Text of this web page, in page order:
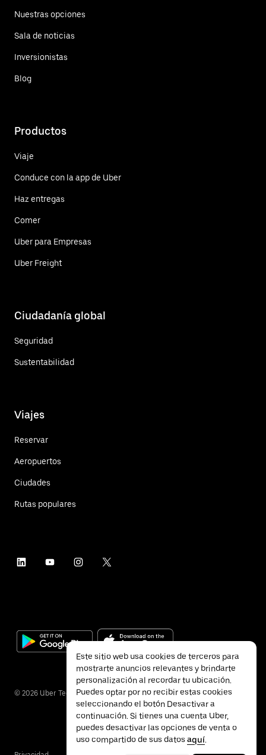
Nuestras opciones
Sala de noticias
Inversionistas
Blog
Productos
Viaje
Conduce con la app de Uber
Haz entregas
Comer
Uber para Empresas
Uber Freight
Ciudadanía global
Seguridad
Sustentabilidad
Viajes
Reservar
Aeropuertos
Ciudades
Rutas populares
© 2026 Uber Technologies Inc.
Este sitio web usa cookies de terceros para
mostrarte anuncios relevantes y brindarte
personalización al recordar tu ubicación.
Puedes optar por no recibir estas cookies
seleccionando el botón Desactivar a
continuación. Si tienes una cuenta Uber,
puedes desactivar las opciones de venta o
uso compartido de sus datos aquí.